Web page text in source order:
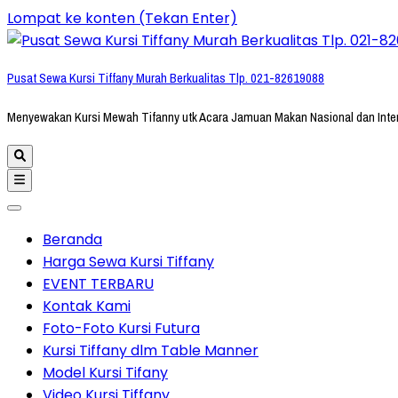
Lompat ke konten (Tekan Enter)
Pusat Sewa Kursi Tiffany Murah Berkualitas Tlp. 021-82619088
Menyewakan Kursi Mewah Tifanny utk Acara Jamuan Makan Nasional dan
Beranda
Harga Sewa Kursi Tiffany
EVENT TERBARU
Kontak Kami
Foto-Foto Kursi Futura
Kursi Tiffany dlm Table Manner
Model Kursi Tifany